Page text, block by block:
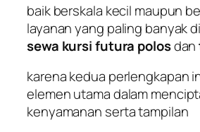
baik berskala kecil maupun
layanan yang paling banyak
sewa kursi futura polosdan
karena kedua perlengkapan
elemen utama dalam
kenyamanan serta tampilan